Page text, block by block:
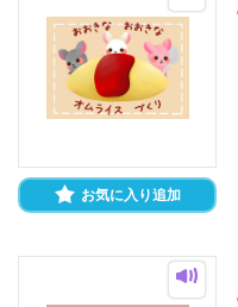
お気に入り追加